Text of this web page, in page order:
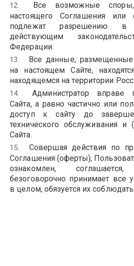
Все возможные
настоящего Соглашения
подлежат разрешению в
действующим
Федерации.
Все данные,
на настоящем Сайте,
находящемся на территории
Администратор вправе
Сайта, а равно частично или
доступ к сайту до
технического обслуживания и
Сайта.
Совершая действия по
Соглашения (оферты),
ознакомлен,
безоговорочно принимает все
в целом, обязуется их соблюдать.